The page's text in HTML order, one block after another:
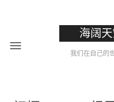
海阔
我们在自己的